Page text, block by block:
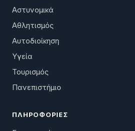
Αστυνομικά
Αθλητισμός
Αυτοδιοίκηση
Υγεία
Τουρισμός
Πανεπιστήμιο
ΠΛΗΡΟΦΟΡΊΕΣ